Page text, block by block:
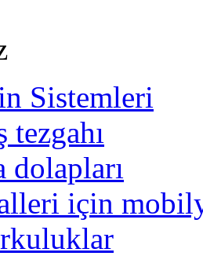
Sistemleri
tezgahı
dolapları
için